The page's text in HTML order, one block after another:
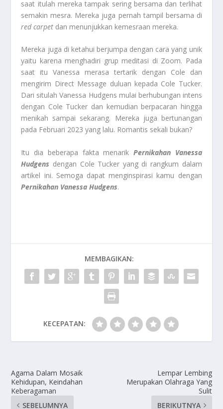
saat itulah mereka tampak sering bersama dan terlihat
semakin mesra. Mereka juga pernah tampil bersama di
red carpet dan menunjukkan kemesraan mereka.
Mereka juga di ketahui berjumpa dengan cara yang unik
yaitu karena menghadiri grup meditasi di Zoom. Pada
saat itu Vanessa merasa tertarik dengan Cole dan
mengirim Direct Message duluan kepada Cole Tucker.
Dari situlah Vanessa Hudgens mulai berhubungan intens
dengan Cole Tucker dan kemudian berpacaran hingga
menikah sampai sekarang. Mereka juga bertunangan
pada Februari 2023 yang lalu. Romantis sekali bukan?
Itu dia beberapa fakta menarik Pernikahan Vanessa
Hudgens dengan Cole Tucker yang di rangkum dalam
artikel ini. Semoga dapat menginspirasi kamu dengan
Pernikahan Vanessa Hudgens.
MEMBAGIKAN:
KECEPATAN:
Agama Dalam Mosaik
Kehidupan, Keindahan
Keberagaman
SEBELUMNYA
Lempar Lembing
Merupakan Olahraga Yang
Sulit
BERIKUTNYA